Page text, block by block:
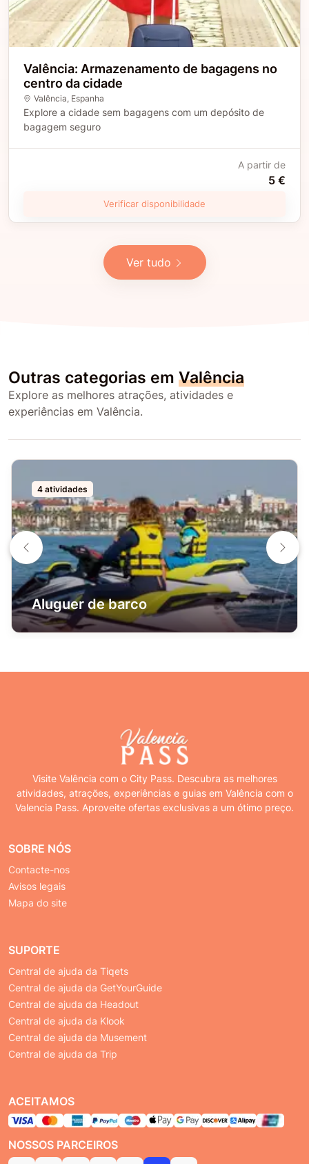
Valência: Armazenamento de bagagens no
centro da cidade
Valência, Espanha
Explore a cidade sem bagagens com um depósito de
bagagem seguro
A partir de
5 €
Verificar disponibilidade
Ver tudo
Outras categorias em Valência
Explore as melhores atrações, atividades e
experiências em Valência.
4 atividades
Aluguer de barco
Visite Valência com o City Pass. Descubra as melhores
atividades, atrações, experiências e guias em Valência com o
Valencia Pass. Aproveite ofertas exclusivas a um ótimo preço.
SOBRE NÓS
Contacte-nos
Avisos legais
Mapa do site
SUPORTE
Central de ajuda da Tiqets
Central de ajuda da GetYourGuide
Central de ajuda da Headout
Central de ajuda da Klook
Central de ajuda da Musement
Central de ajuda da Trip
ACEITAMOS
NOSSOS PARCEIROS